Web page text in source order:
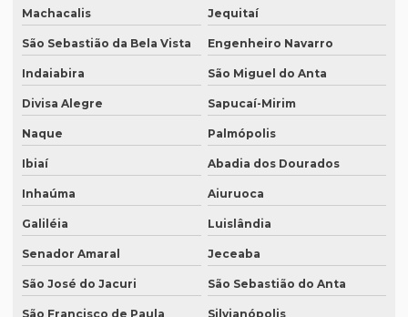
Serviço de revisão de manuscritos literários
Serviço de revisão ortográfica
Serviço de revisão de teses e dissertações
Serviço de revisão de textos em alemão
Serviço de revisão de textos em árabe
Serviço de revisão de textos em coreano
Serviço de revisão de textos em japonês
Serviço de revisão de textos jurídicos
Serviço de revisão de textos em mandarim
Machacalis Jequitaí
São Sebastião da Bela Vista Engenheiro Navarro
Indaiabira São Miguel do Anta
Divisa Alegre Sapucaí-Mirim
Naque Palmópolis
Ibiaí Abadia dos Dourados
Inhaúma Aiuruoca
Galiléia Luislândia
Senador Amaral Jeceaba
São José do Jacuri São Sebastião do Anta
São Francisco de Paula Silvianópolis